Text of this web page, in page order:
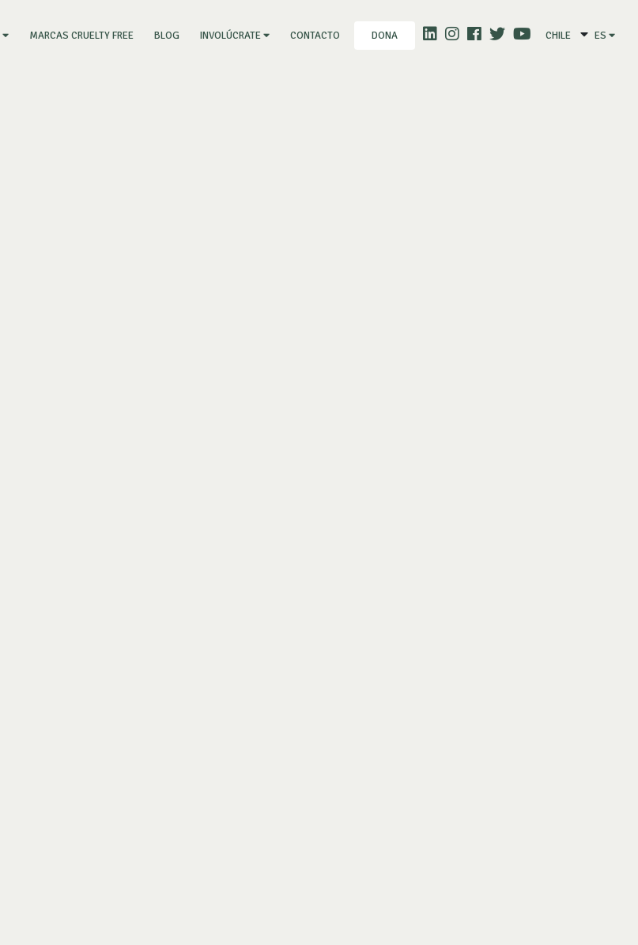
MARCAS CRUELTY FREE BLOG INVOLÚCRATE CONTACTO DONA CHILE ES